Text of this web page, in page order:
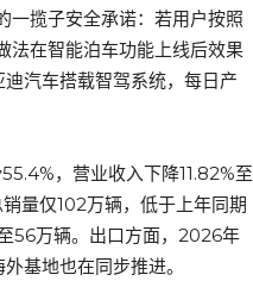
揽子安全承诺：若用户按照
法在智能泊车功能上线后效果
汽车搭载智驾系统，每日产
，营业收入下降11.82%至
量仅102万辆，低于上年同期
56万辆。出口方面，2026年
基地也在同步推进。